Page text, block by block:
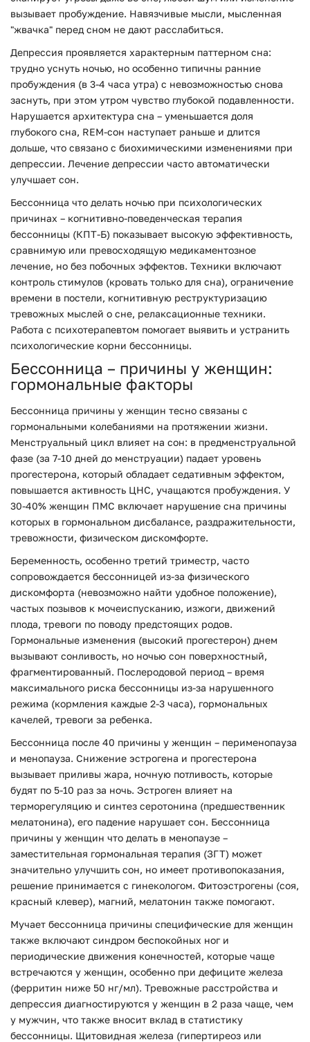
вызывает пробуждение. Навязчивые мысли, мысленная
"жвачка" перед сном не дают расслабиться.
Депрессия проявляется характерным паттерном сна:
трудно уснуть ночью, но особенно типичны ранние
пробуждения (в 3-4 часа утра) с невозможностью снова
заснуть, при этом утром чувство глубокой подавленности.
Нарушается архитектура сна – уменьшается доля
глубокого сна, REM-сон наступает раньше и длится
дольше, что связано с биохимическими изменениями при
депрессии. Лечение депрессии часто автоматически
улучшает сон.
Бессонница что делать ночью при психологических
причинах – когнитивно-поведенческая терапия
бессонницы (КПТ-Б) показывает высокую эффективность,
сравнимую или превосходящую медикаментозное
лечение, но без побочных эффектов. Техники включают
контроль стимулов (кровать только для сна), ограничение
времени в постели, когнитивную реструктуризацию
тревожных мыслей о сне, релаксационные техники.
Работа с психотерапевтом помогает выявить и устранить
психологические корни бессонницы.
Бессонница – причины у женщин:
гормональные факторы
Бессонница причины у женщин тесно связаны с
гормональными колебаниями на протяжении жизни.
Менструальный цикл влияет на сон: в предменструальной
фазе (за 7-10 дней до менструации) падает уровень
прогестерона, который обладает седативным эффектом,
повышается активность ЦНС, учащаются пробуждения. У
30-40% женщин ПМС включает нарушение сна причины
которых в гормональном дисбалансе, раздражительности,
тревожности, физическом дискомфорте.
Беременность, особенно третий триместр, часто
сопровождается бессонницей из-за физического
дискомфорта (невозможно найти удобное положение),
частых позывов к мочеиспусканию, изжоги, движений
плода, тревоги по поводу предстоящих родов.
Гормональные изменения (высокий прогестерон) днем
вызывают сонливость, но ночью сон поверхностный,
фрагментированный. Послеродовой период – время
максимального риска бессонницы из-за нарушенного
режима (кормления каждые 2-3 часа), гормональных
качелей, тревоги за ребенка.
Бессонница после 40 причины у женщин – перименопауза
и менопауза. Снижение эстрогена и прогестерона
вызывает приливы жара, ночную потливость, которые
будят по 5-10 раз за ночь. Эстроген влияет на
терморегуляцию и синтез серотонина (предшественник
мелатонина), его падение нарушает сон. Бессонница
причины у женщин что делать в менопаузе –
заместительная гормональная терапия (ЗГТ) может
значительно улучшить сон, но имеет противопоказания,
решение принимается с гинекологом. Фитоэстрогены (соя,
красный клевер), магний, мелатонин также помогают.
Мучает бессонница причины специфические для женщин
также включают синдром беспокойных ног и
периодические движения конечностей, которые чаще
встречаются у женщин, особенно при дефиците железа
(ферритин ниже 50 нг/мл). Тревожные расстройства и
депрессия диагностируются у женщин в 2 раза чаще, чем
у мужчин, что также вносит вклад в статистику
бессонницы. Щитовидная железа (гипертиреоз или